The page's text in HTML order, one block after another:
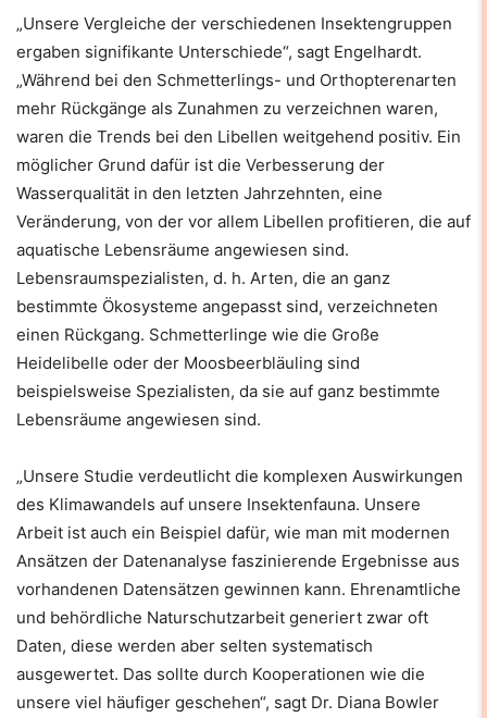
„Unsere Vergleiche der verschiedenen Insektengruppen
ergaben signifikante Unterschiede“, sagt Engelhardt.
„Während bei den Schmetterlings- und Orthopterenarten
mehr Rückgänge als Zunahmen zu verzeichnen waren,
waren die Trends bei den Libellen weitgehend positiv. Ein
möglicher Grund dafür ist die Verbesserung der
Wasserqualität in den letzten Jahrzehnten, eine
Veränderung, von der vor allem Libellen profitieren, die auf
aquatische Lebensräume angewiesen sind.
Lebensraumspezialisten, d. h. Arten, die an ganz
bestimmte Ökosysteme angepasst sind, verzeichneten
einen Rückgang. Schmetterlinge wie die Große
Heidelibelle oder der Moosbeerbläuling sind
beispielsweise Spezialisten, da sie auf ganz bestimmte
Lebensräume angewiesen sind.
„Unsere Studie verdeutlicht die komplexen Auswirkungen
des Klimawandels auf unsere Insektenfauna. Unsere
Arbeit ist auch ein Beispiel dafür, wie man mit modernen
Ansätzen der Datenanalyse faszinierende Ergebnisse aus
vorhandenen Datensätzen gewinnen kann. Ehrenamtliche
und behördliche Naturschutzarbeit generiert zwar oft
Daten, diese werden aber selten systematisch
ausgewertet. Das sollte durch Kooperationen wie die
unsere viel häufiger geschehen“, sagt Dr. Diana Bowler